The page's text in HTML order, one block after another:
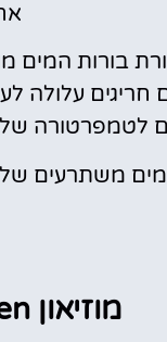
חריגים עלולה
של 19 מעלות צלזיוס. (אז הבנתם כבר שחשוב להצטייד בז'אקט כן?)
מוזיאון Cisterns in Søndermarken- מידע חשוב: